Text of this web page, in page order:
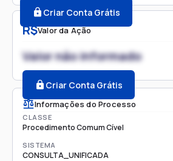
R$Valor da Ação
Valor não informado
Criar Conta Grátis
Informações do Processo
CLASSE
Procedimento Comum Cível
SISTEMA
CONSULTA_UNIFICADA
Criar Conta Grátis